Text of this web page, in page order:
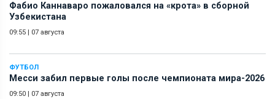
Фабио Каннаваро пожаловался на «крота» в сборной
Узбекистана
09:55 07 августа
ФУТБОЛ
Месси забил первые голы после чемпионата мира-2026
09:50 07 августа